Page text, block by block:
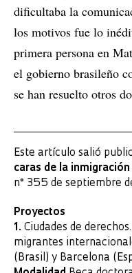
dificultaba la
los motivos fue lo
primera persona en
el gobierno brasileño
se han resuelto otros
Este artículo salió
caras de la inmigración
n° 355 de septiembre
Proyectos
1. Ciudades de
migrantes
(Brasil) y Barcelona